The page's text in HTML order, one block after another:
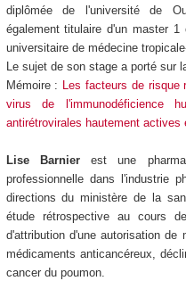
diplômée de l'université de
également titulaire d'un master
universitaire de médecine
Le sujet de son stage a porté sur
Mémoire : Les facteurs de risque
virus de l'immunodéficience
antirétrovirales hautement actives
Lise Barnierest une
professionnelle dans l'industrie
directions du ministère de la
étude rétrospective au cours
d'attribution d'une autorisation
médicaments anticancéreux,
cancer du poumon.